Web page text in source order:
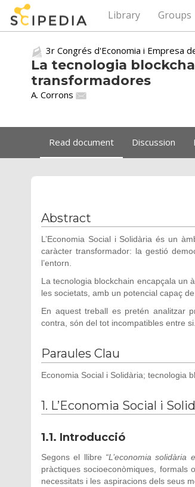
Library Groups
3r Congrés d'Economia i Empresa
La tecnologia
transformadores
A. Corrons
Read document Discussion
Abstract
L’Economia Social i Solidària és un
caràcter transformador: la gestió
l’entorn.
La tecnologia blockchain encapçala un
les societats, amb un potencial capaç
En aquest treball es pretén analitzar
contra, són del tot incompatibles entre si.
Paraules Clau
Economia Social i Solidària; tecnologia
1. L’Economia Social i
1.1. Introducció
Segons el llibre “L’economia solidària
pràctiques socioeconòmiques, formals
necessitats i les aspiracions dels seus